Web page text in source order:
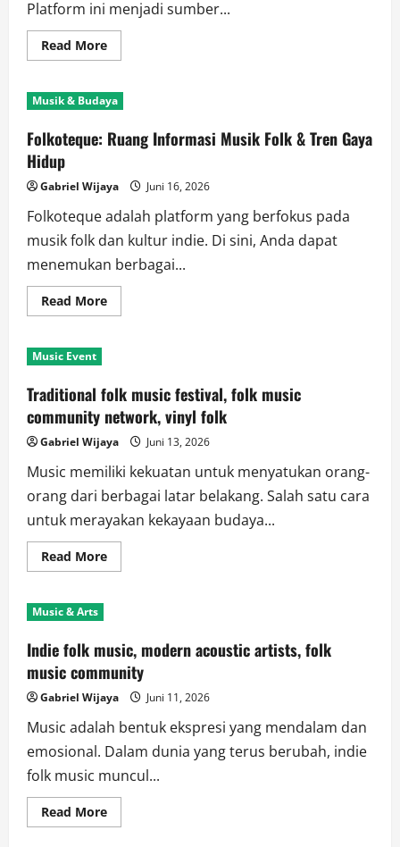
Platform ini menjadi sumber...
Read MoreRead
more
Media:
Update
Folk,
Event
Kultur
Indie
Musik & Budaya
Folkoteque: Ruang Informasi Musik Folk & Tren Gaya
Hidup
Gabriel Wijaya Juni 16, 2026
Folkoteque adalah platform yang berfokus pada
musik folk dan kultur indie. Di sini, Anda dapat
menemukan berbagai...
Read MoreRead
more
Folk
&
Tren
Gaya
Hidup
Music Event
Traditional folk music festival, folk music
community network, vinyl folk
Gabriel Wijaya Juni 13, 2026
Music memiliki kekuatan untuk menyatukan orang-
orang dari berbagai latar belakang. Salah satu cara
untuk merayakan kekayaan budaya...
Read MoreRead
more
folk
music
community
network,
vinyl
folk
Music & Arts
Indie folk music, modern acoustic artists, folk
music community
Gabriel Wijaya Juni 11, 2026
Music adalah bentuk ekspresi yang mendalam dan
emosional. Dalam dunia yang terus berubah, indie
folk music muncul...
Read MoreRead
more